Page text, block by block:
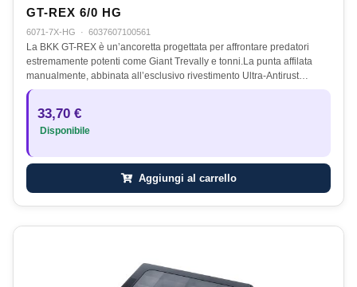
GT-REX 6/0 HG
6071-7X-HG · 6037607100561
La BKK GT-REX è un’ancoretta progettata per affrontare predatori
estremamente potenti come Giant Trevally e tonni.La punta affilata
manualmente, abbinata all’esclusivo rivestimento Ultra-Antirust…
33,70 €
Disponibile
Aggiungi al carrello